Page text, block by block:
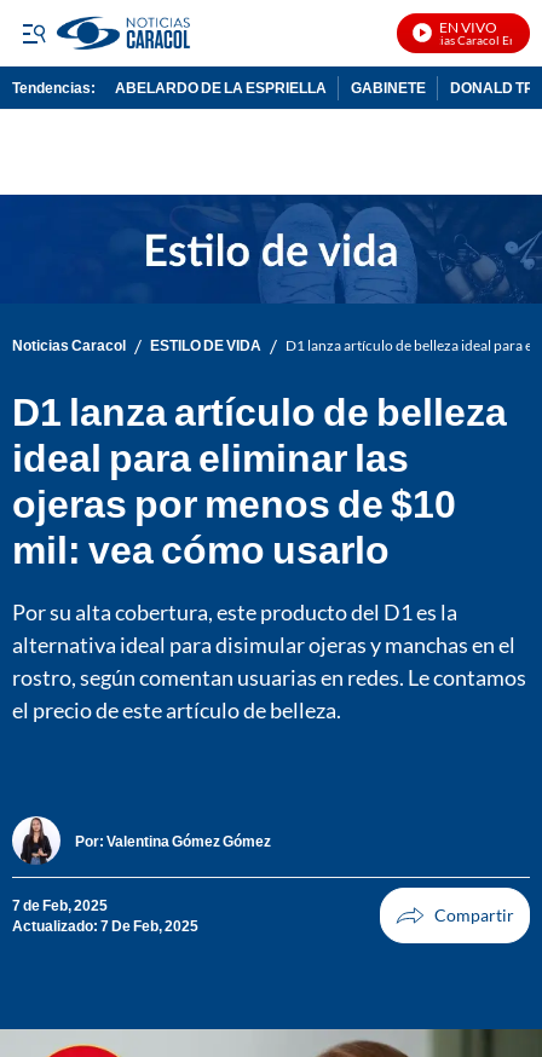
EN VIVO
Noticias Caracol En Vivo
Tendencias: ABELARDO DE LA ESPRIELLA GABINETE DONALD
Noticias Caracol / ESTILO DE VIDA / D1 lanza artículo de belleza ideal para
D1 lanza artículo de belleza
ideal para eliminar las
ojeras por menos de $10
mil: vea cómo usarlo
Por su alta cobertura, este producto del D1 es la
alternativa ideal para disimular ojeras y manchas en el
rostro, según comentan usuarias en redes. Le contamos
el precio de este artículo de belleza.
Por: Valentina Gómez Gómez
7 de Feb, 2025
Actualizado: 7 De Feb, 2025